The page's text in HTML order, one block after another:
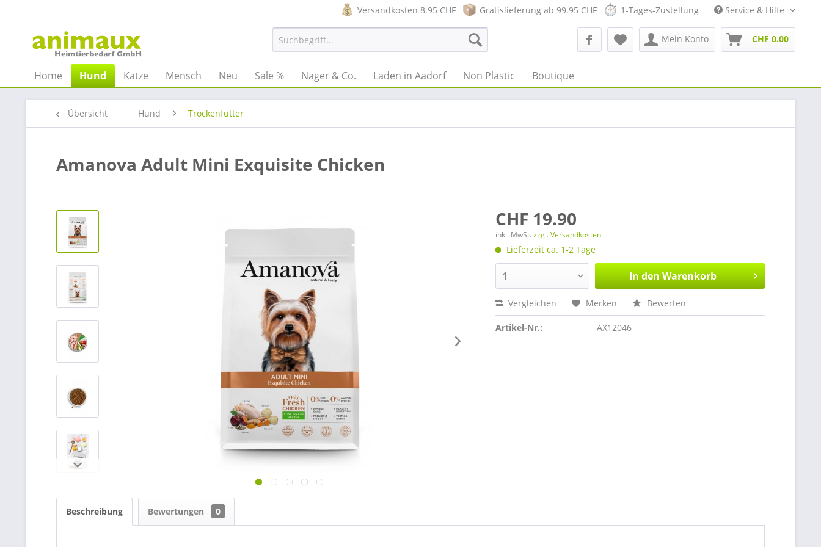
Versandkosten 8.95 CHF Gratislieferung ab 99.95 CHF 1-Tages-Zustellung Service & Hilfe
Mein Konto CHF 0.00
Home Hund Katze Mensch Neu Sale % Nager & Co. Laden in Aadorf Non Plastic Boutique
Übersicht Hund Trockenfutter
Amanova Adult Mini Exquisite Chicken
CHF 19.90
inkl. MwSt.zzgl. Versandkosten
Lieferzeit ca. 1-2 Tage
In den Warenkorb
Vergleichen Merken Bewerten
Artikel-Nr.: AX12046
Beschreibung Bewertungen 0